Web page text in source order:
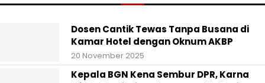
Dosen Cantik Tewas Tanpa Busana di
Kamar Hotel dengan Oknum AKBP
20 November 2025
Kepala BGN Kena Sembur DPR, Karna